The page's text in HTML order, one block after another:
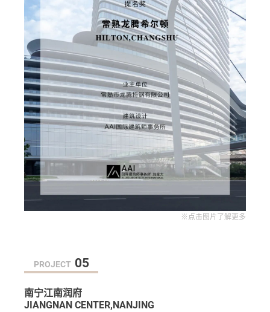
※点击图片了解更多
PROJECT 05
南宁江南润府
JIANGNAN CENTER,NANJING